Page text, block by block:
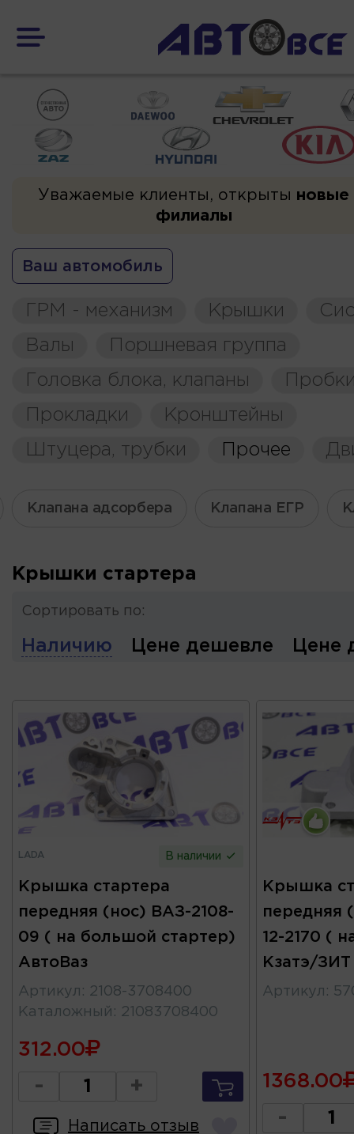
Уважаемые клиенты, открыты новые
филиалы
Ваш автомобиль
ГРМ - механизм Крышки
Валы
Поршневая группа
Головка блока, клапаны
Прокладки
Кронштейны
Штуцера, трубки
Прочее
Клапана адсорбера Клапана ЕГР
Крышки стартера
Сортировать по:
Наличию Цене дешевле Цене
LADA В наличии
Крышка стартера
передняя (нос) ВАЗ-2108-
09 ( на большой стартер)
АвтоВаз
Артикул : 2108-3708400
Каталожный : 21083708400
312.00
- +
Написать отзыв
Крышка
передняя
12-2170 (
Кзатэ/ЗИТ
Артикул :
1368.00
-